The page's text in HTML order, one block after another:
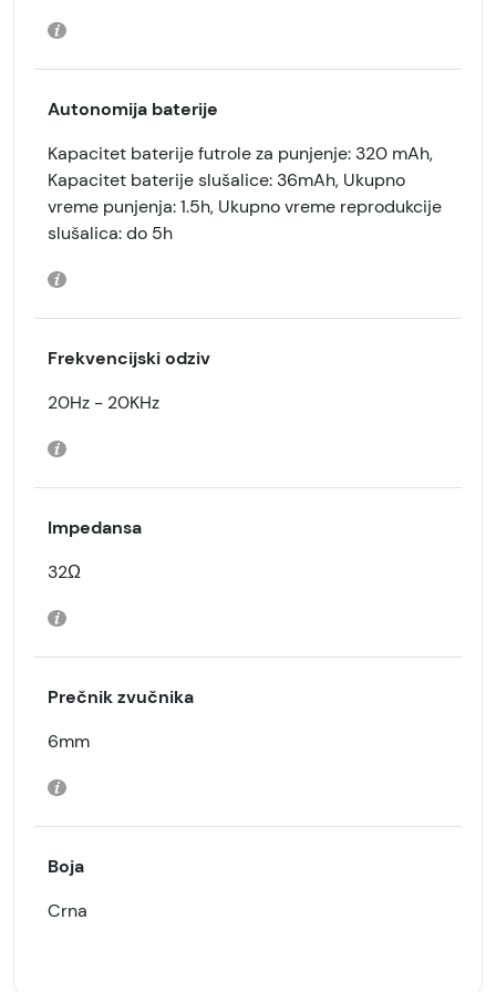
Autonomija baterije
Kapacitet baterije futrole za punjenje: 320 mAh,
Kapacitet baterije slušalice: 36mAh, Ukupno
vreme punjenja: 1.5h, Ukupno vreme reprodukcije
slušalica: do 5h
Frekvencijski odziv
20Hz - 20KHz
Impedansa
32Ω
Prečnik zvučnika
6mm
Boja
Crna